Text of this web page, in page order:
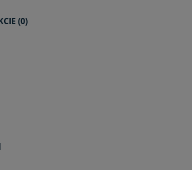
(0)